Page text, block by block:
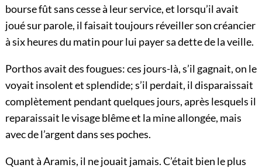
bourse fût sans cesse à leur service, et lorsqu’il avait
joué sur parole, il faisait toujours réveiller son créancier
à six heures du matin pour lui payer sa dette de la veille.
Porthos avait des fougues: ces jours-là, s’il gagnait, on le
voyait insolent et splendide; s’il perdait, il disparaissait
complètement pendant quelques jours, après lesquels il
reparaissait le visage blême et la mine allongée, mais
avec de l’argent dans ses poches.
Quant à Aramis, il ne jouait jamais. C’était bien le plus